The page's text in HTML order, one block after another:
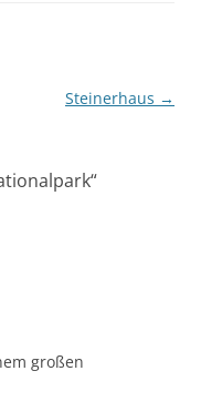
Steinerhaus →
“
großen